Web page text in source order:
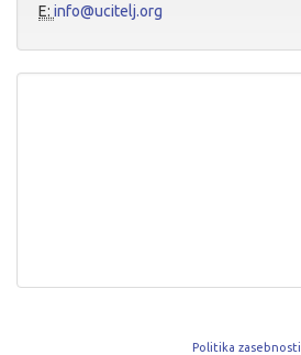
E: info@ucitelj.org
Politika zasebnosti